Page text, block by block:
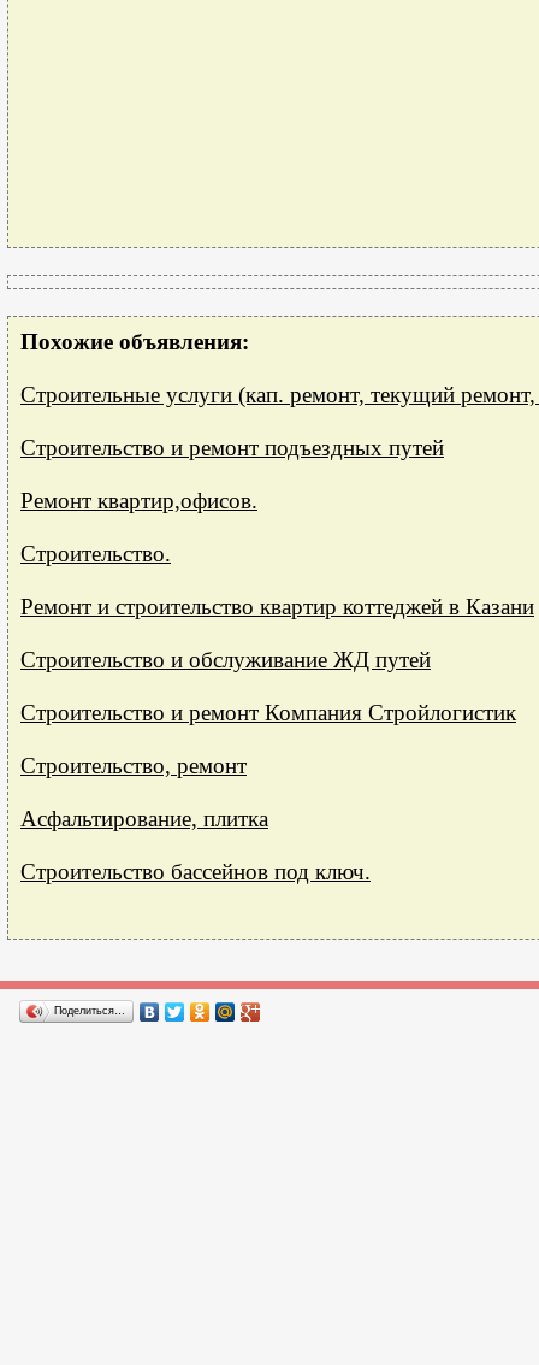
Похожие объявления:
Строительные услуги (кап. ремонт, текущий ремонт,
Строительство и ремонт подъездных путей
Ремонт квартир,офисов.
Строительство.
Ремонт и строительство квартир коттеджей в Казани
Строительство и обслуживание ЖД путей
Строительство и ремонт Компания Стройлогистик
Строительство, ремонт
Асфальтирование, плитка
Строительство бассейнов под ключ.
Поделиться…